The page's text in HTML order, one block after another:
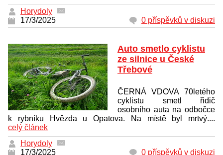
Horydoly
17/3/2025
0 příspěvků v diskuzi
Auto smetlo cyklistu
ze silnice u České
Třebové
ČERNÁ VDOVA 70letého
cyklistu smetl řidič
osobního auta na odbočce
k rybníku Hvězda u Opatova. Na místě byl mrtvý....
celý článek
Horydoly
17/3/2025
0 příspěvků v diskuzi